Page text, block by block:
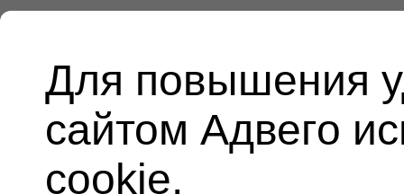
Для повышения
сайтом Адвего
cookie.